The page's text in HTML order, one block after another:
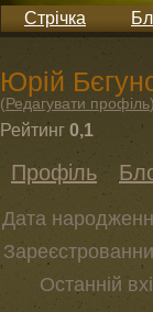
Стрічка
Юрій
(Редагувати профіль)
Рейтинг 0,1
Профіль
Дата
Останній